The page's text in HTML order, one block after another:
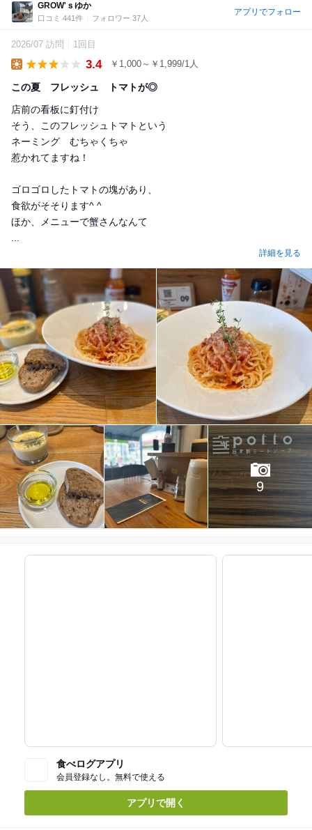
GROW'ｓゆか
口コミ 441件 フォロワー 37人
アプリでフォロー
2026/07 訪問 1回目
3.4 ￥1,000～￥1,999/1人
この夏 フレッシュ トマトが◎
店前の看板に釘付け
そう、このフレッシュトマトという
ネーミング むちゃくちゃ
惹かれてますね！
ゴロゴロしたトマトの塊があり、
食欲がそそります^ ^
ほか、メニューで蟹さんなんて
詳細を見る
9
食べログアプリ
会員登録なし。無料で使える
アプリで開く